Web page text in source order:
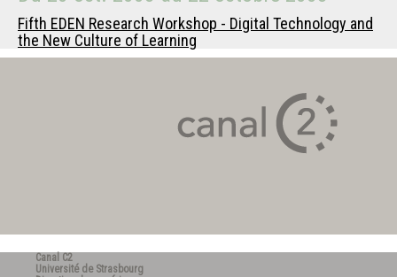
Fifth EDEN Research Workshop - Digital Technology and
the New Culture of Learning
Canal C2
Université de Strasbourg